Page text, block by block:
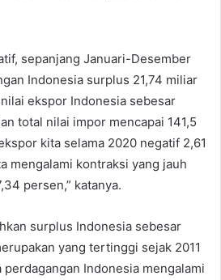
sepanjang Januari-Desember
Indonesia surplus 21,74 miliar
ekspor Indonesia sebesar
total nilai impor mencapai 141,5
kita selama 2020 negatif 2,61
mengalami kontraksi yang jauh
persen,” katanya.
surplus Indonesia sebesar
yang tertinggi sejak 2011
perdagangan Indonesia mengalami